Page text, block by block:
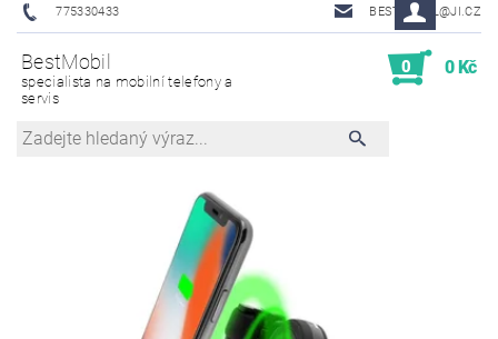
775330433 BESTMOBIL@JI.CZ
BestMobil
specialista na mobilní telefony a
servis
0 0 Kč